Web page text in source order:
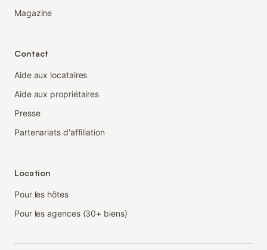
Magazine
Contact
Aide aux locataires
Aide aux propriétaires
Presse
Partenariats d'affiliation
Location
Pour les hôtes
Pour les agences (30+ biens)